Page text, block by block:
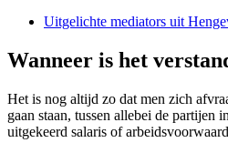
Uitgelichte mediators uit
Wanneer is het
Het is nog altijd zo dat men zich
gaan staan, tussen allebei de
uitgekeerd salaris of